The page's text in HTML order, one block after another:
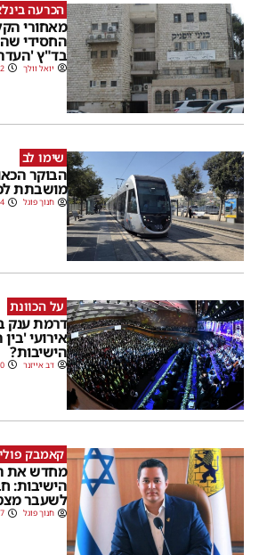
הכרעה
מאחורי
החסידי
בד"ץ
יואל וולך
שימו לב
הבוקר
מושבתת
חנוך פוגל
על הכוונת
דרמת ענק
אירועי
הישיבות?
דב אייזנר
קאמבק
מחדש את
הישיבות:
לשעבר
חנוך פוגל